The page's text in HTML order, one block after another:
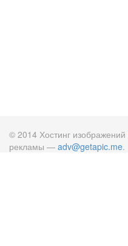
© 2014 Хостинг изображений
рекламы — adv@getapic.me.